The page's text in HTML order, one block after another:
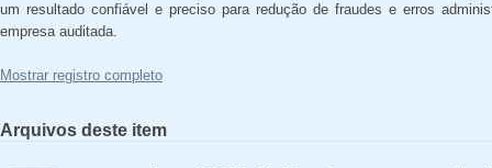
um resultado confiável e preciso para redução de fraudes e erros
empresa auditada.
Mostrar registro completo
Arquivos deste item